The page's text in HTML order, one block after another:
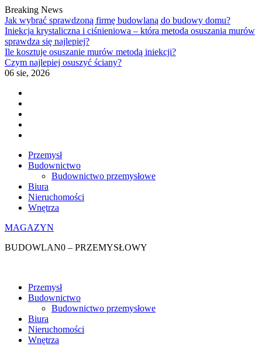
Breaking News
Jak wybrać sprawdzoną firmę budowlaną do budowy domu?
Iniekcja krystaliczna i ciśnieniowa – która metoda osuszania murów
sprawdza się najlepiej?
Ile kosztuje osuszanie murów metodą iniekcji?
Czym najlepiej osuszyć ściany?
06 sie, 2026
Skip
Przemysł
Budownictwo
Budownictwo przemysłowe
Biura
Nieruchomości
Wnętrza
MAGAZYN
BUDOWLAN0 – PRZEMYSŁOWY
Przemysł
Budownictwo
Budownictwo przemysłowe
Biura
Nieruchomości
Wnętrza